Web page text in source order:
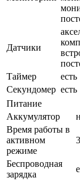
Датчики
Таймер
есть
Секундомер есть
Питание
Аккумулятор
Время работы в
активном
режиме
Беспроводная
зарядка